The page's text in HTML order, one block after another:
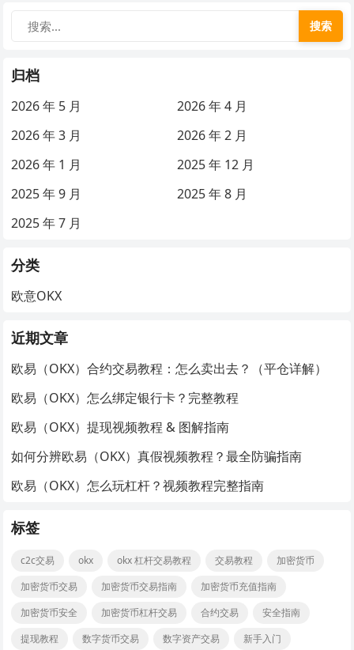
搜索
归档
2026 年 5 月
2026 年 4 月
2026 年 3 月
2026 年 2 月
2026 年 1 月
2025 年 12 月
2025 年 9 月
2025 年 8 月
2025 年 7 月
分类
欧意OKX
近期文章
欧易（OKX）合约交易教程：怎么卖出去？（平仓详解）
欧易（OKX）怎么绑定银行卡？完整教程
欧易（OKX）提现视频教程 & 图解指南
如何分辨欧易（OKX）真假视频教程？最全防骗指南
欧易（OKX）怎么玩杠杆？视频教程完整指南
标签
c2c交易 okx okx 杠杆交易教程 交易教程
加密货币
加密货币交易
加密货币交易指南
加密货币充值指南
加密货币安全
加密货币杠杆交易 合约交易
安全指南
提现教程
数字货币交易 数字资产交易
新手入门